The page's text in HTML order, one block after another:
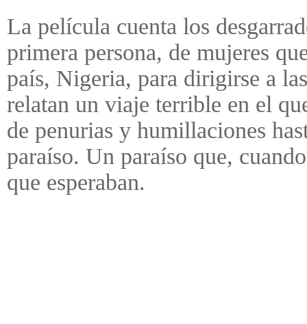
La película cuenta los
primera persona, de mujeres
país, Nigeria, para dirigirse a
relatan un viaje terrible en el
de penurias y humillaciones
paraíso. Un paraíso que,
que esperaban.